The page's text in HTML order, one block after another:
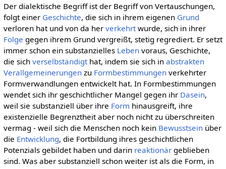
Der dialektische Begriff ist der Begriff von Vertauschungen,
folgt einer Geschichte, die sich in ihrem eigenen Grund
verloren hat und von da her verkehrtwurde, sich in ihrer
Folge gegen ihrem Grund vergreißt, stetig regrediert. Er setzt
immer schon ein substanzielles Lebenvoraus, Geschichte,
die sich verselbständigthat, indem sie sich in abstrakten
Verallgemeinerungenzu Formbestimmungenverkehrter
Formverwandlungen entwickelt hat. In Formbestimmungen
wendet sich ihr geschichtlicher Mangel gegen ihr Dasein,
weil sie substanziell über ihre Form hinausgreift, ihre
existenzielle Begrenztheit aber noch nicht zu überschreiten
vermag - weil sich die Menschen noch kein Bewusstseinüber
die Entwicklung, die Fortbildung ihres geschichtlichen
Potenzials gebildet haben und darin reaktionärgeblieben
sind. Was aber substanziell schon weiter ist als die Form, in